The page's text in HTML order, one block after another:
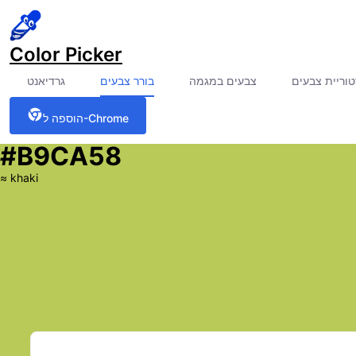
Color Picker
גרדיאנט בורר צבעים צבעים במגמה צבעים
הוספה ל-Chrome
#B9CA58
≈ khaki